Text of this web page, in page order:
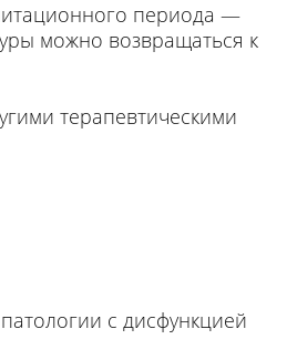
периода —
можно возвращаться к
терапевтическими
с дисфункцией